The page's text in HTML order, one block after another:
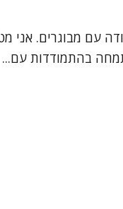
עם מבוגרים.
בהתמודדות עם...